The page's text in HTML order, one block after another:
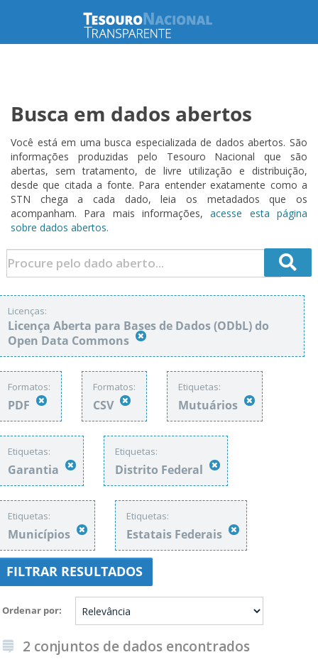
Busca em dados abertos
Você está em uma busca especializada de dados abertos. São
informações produzidas pelo Tesouro Nacional que são
abertas, sem tratamento, de livre utilização e distribuição,
desde que citada a fonte. Para entender exatamente como a
STN chega a cada dado, leia os metadados que os
acompanham. Para mais informações,acesse esta página
sobre dados abertos.
Licenças:
Licença Aberta para Bases de Dados (ODbL) do
Open Data Commons
Formatos:
PDF
Formatos:
CSV
Etiquetas:
Mutuários
Etiquetas:
Garantia
Etiquetas:
Distrito Federal
Etiquetas:
Municípios
Etiquetas:
Estatais Federais
FILTRAR RESULTADOS
Ordenar por
2 conjuntos de dados encontrados